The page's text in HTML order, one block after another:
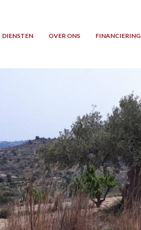
DIENSTEN OVER ONS FINANCIERING